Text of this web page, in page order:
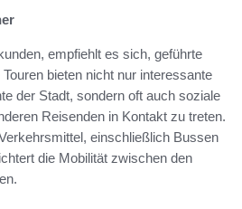
empfiehlt es sich, geführte
bieten nicht nur interessante
der Stadt, sondern oft auch soziale
Reisenden in Kontakt zu treten.
einschließlich Bussen
die Mobilität zwischen den